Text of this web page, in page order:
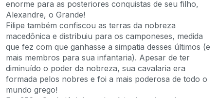
enorme para as posteriores conquistas de seu filho,
Alexandre, o Grande!
Filipe também confiscou as terras da nobreza
macedônica e distribuiu para os camponeses, medida
que fez com que ganhasse a simpatia desses últimos (e
mais membros para sua infantaria). Apesar de ter
diminuído o poder da nobreza, sua cavalaria era
formada pelos nobres e foi a mais poderosa de todo o
mundo grego!